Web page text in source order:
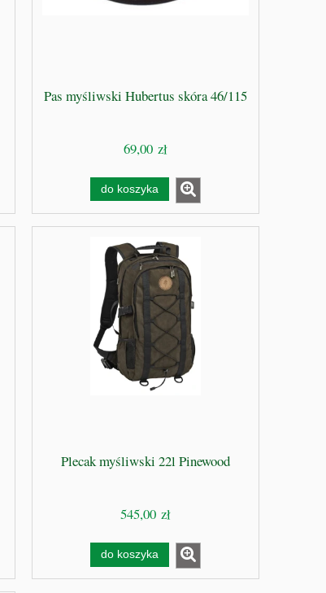
Pas myśliwski Hubertus skóra 46/115
69,00 zł
do koszyka
Plecak myśliwski 22l Pinewood
545,00 zł
do koszyka